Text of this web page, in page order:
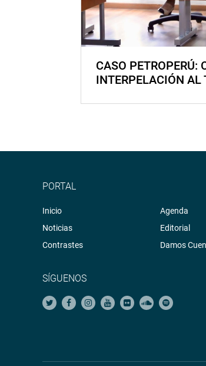
CASO PETROPERÚ:
INTERPELACIÓN AL
PORTAL
Inicio
Noticias
Contrastes
Agenda
Editorial
Damos
SÍGUENOS